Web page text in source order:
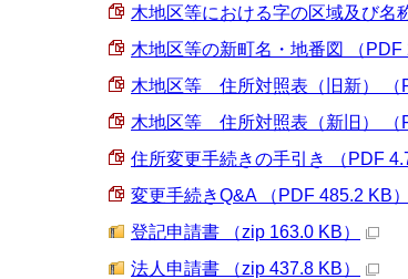
木地区等における字の区域及び名
木地区等の新町名・地番図 （PDF
木地区等 住所対照表（旧新） （
木地区等 住所対照表（新旧） （
住所変更手続きの手引き （PDF
変更手続きQ&A （PDF 485.2 KB）
登記申請書 （zip 163.0 KB）
法人申請書 （zip 437.8 KB）